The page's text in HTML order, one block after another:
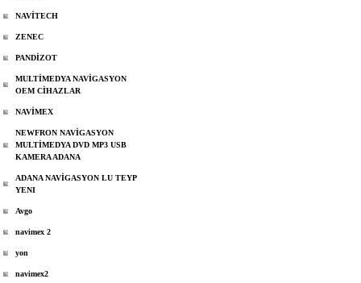
NAVİTECH
ZENEC
PANDİZOT
MULTİMEDYA NAVİGASYON
OEM CİHAZLAR
NAVİMEX
NEWFRON NAVİGASYON
MULTİMEDYA DVD MP3 USB
KAMERA ADANA
ADANA NAVİGASYON LU TEYP
YENI
Avgo
navimex 2
yon
navimex2